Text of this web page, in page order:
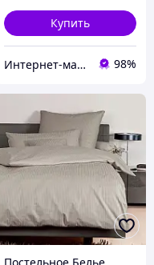
Купить
Интернет-магазин "Sweet Home" 98%